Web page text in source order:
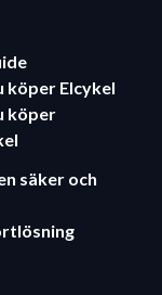
köper Elcykel
köper
säker och